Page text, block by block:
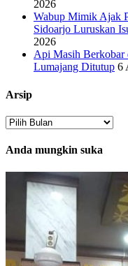
2026
Wabup Mimik Ajak
Sidoarjo Luruskan
2026
Api Masih Berkobar
Lumajang Ditutup 6
Arsip
Arsip
Anda mungkin suka